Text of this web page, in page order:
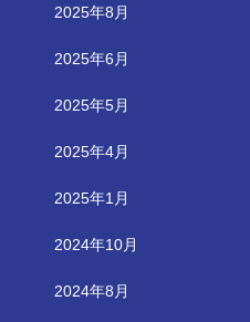
2025年8月
2025年6月
2025年5月
2025年4月
2025年1月
2024年10月
2024年8月